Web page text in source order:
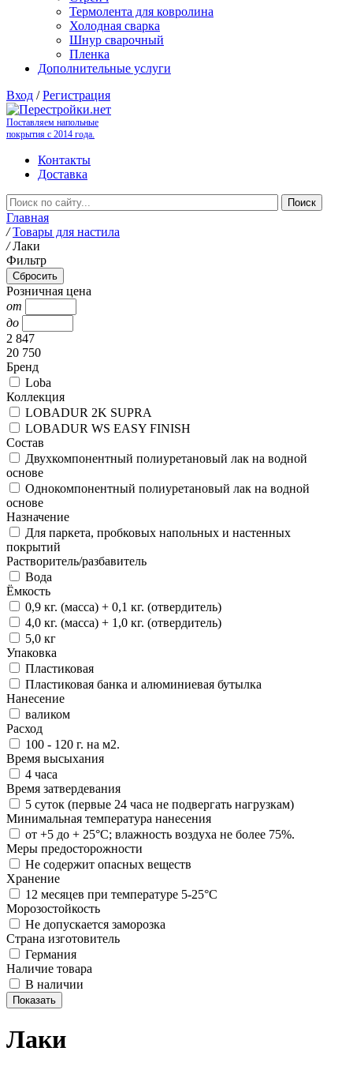
Термолента для ковролина
Холодная сварка
Шнур сварочный
Пленка
Дополнительные услуги
Вход /Регистрация
Поставляем напольные
покрытия с 2014 года.
Контакты
Доставка
Главная
/ Товары для настила
/ Лаки
Фильтр
Розничная цена
от
до
2 847
20 750
Бренд
Loba
Коллекция
LOBADUR 2K SUPRA
LOBADUR WS EASY FINISH
Состав
Двухкомпонентный полиуретановый лак на водной
основе
Однокомпонентный полиуретановый лак на водной
основе
Назначение
Для паркета, пробковых напольных и настенных
покрытий
Растворитель/разбавитель
Вода
Ёмкость
0,9 кг. (масса) + 0,1 кг. (отвердитель)
4,0 кг. (масса) + 1,0 кг. (отвердитель)
5,0 кг
Упаковка
Пластиковая
Пластиковая банка и алюминиевая бутылка
Нанесение
валиком
Расход
100 - 120 г. на м2.
Время высыхания
4 часа
Время затвердевания
5 суток (первые 24 часа не подвергать нагрузкам)
Минимальная температура нанесения
от +5 до + 25°C; влажность воздуха не более 75%.
Меры предосторожности
Не содержит опасных веществ
Хранение
12 месяцев при температуре 5-25°С
Морозостойкость
Не допускается заморозка
Страна изготовитель
Германия
Наличие товара
В наличии
Лаки